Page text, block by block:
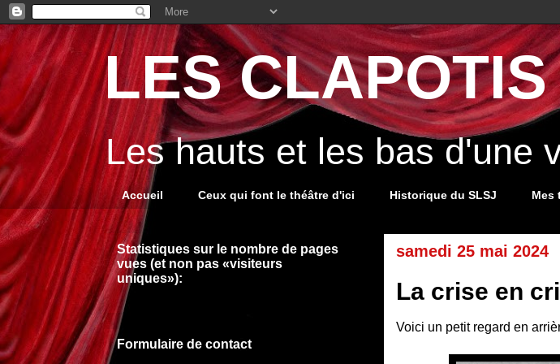
LES
Les hauts et les bas d'une
Accueil Ceux qui font le théâtre d'ici Historique du SLSJ Mes
samedi 25 mai 2024
La crise en
Voici un petit regard en
Statistiques sur le nombre de pages
vues (et non pas «visiteurs
uniques»):
Formulaire de contact